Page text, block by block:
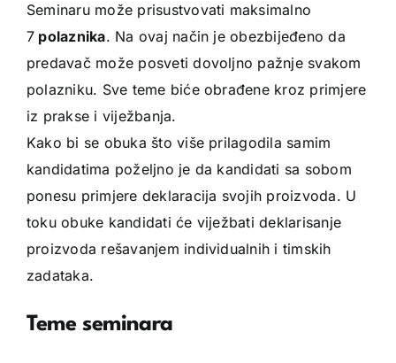
Seminaru može prisustvovati maksimalno
7 polaznika. Na ovaj način je obezbijeđeno da
predavač može posveti dovoljno pažnje svakom
polazniku. Sve teme biće obrađene kroz primjere
iz prakse i viježbanja.
Kako bi se obuka što više prilagodila samim
kandidatima poželjno je da kandidati sa sobom
ponesu primjere deklaracija svojih proizvoda. U
toku obuke kandidati će viježbati deklarisanje
proizvoda rešavanjem individualnih i timskih
zadataka.
Teme seminara